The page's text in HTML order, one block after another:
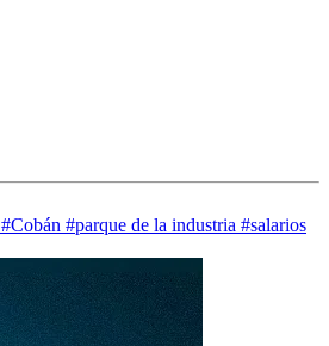
#Cobán #parque de la industria #salarios